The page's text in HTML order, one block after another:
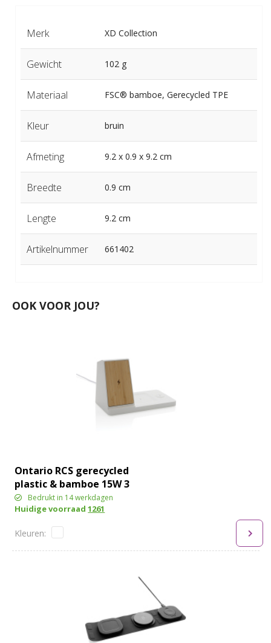
Merk XD Collection
Gewicht 102 g
Materiaal FSC® bamboe, Gerecycled TPE
Kleur bruin
Afmeting 9.2 x 0.9 x 9.2 cm
Breedte 0.9 cm
Lengte 9.2 cm
Artikelnummer 661402
OOK VOOR JOU?
Ontario RCS gerecycled
plastic & bamboe 15W 3
in 1 lader
Bedrukt in 14 werkdagen
Huidige voorraad1261